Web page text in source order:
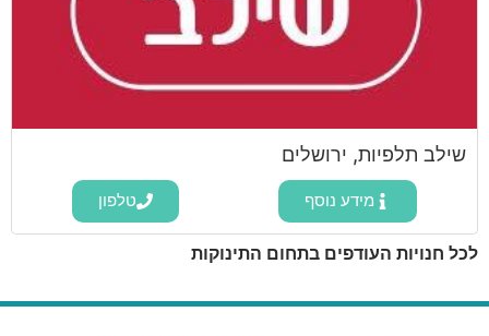
שילב תלפיות, ירושלים
מידע נוסף טלפון
לכל חנויות העודפים בתחום התינוקות